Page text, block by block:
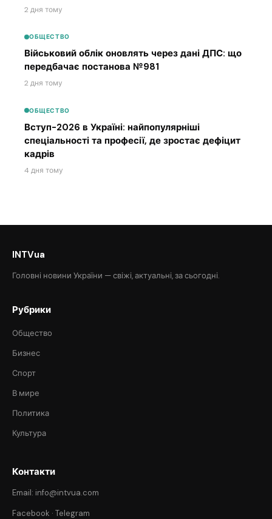
2 дня тому
ОБЩЕСТВО
Військовий облік оновлять через дані ДПС: що
передбачає постанова №981
2 дня тому
ОБЩЕСТВО
Вступ-2026 в Україні: найпопулярніші
спеціальності та професії, де зростає дефіцит
кадрів
4 дня тому
INTVua
Головні новини України — свіжі, актуальні, за сьогодні.
Рубрики
Общество
Бизнес
Спорт
В мире
Политика
Культура
Контакти
Email: info@intvua.com
Facebook · Telegram